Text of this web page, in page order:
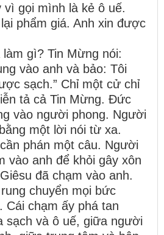
vì gọi mình là kẻ ô uế.
phẩm giá. Anh xin được
gì? Tin Mừng nói:
vào anh và bảo: Tôi
sạch.” Chỉ một cử chỉ
tả cả Tin Mừng. Đức
vào người phong. Người
một lời nói từ xa.
phán một câu. Người
vào anh để khỏi gây xôn
đã chạm vào anh.
chuyển mọi bức
Cái chạm ấy phá tan
sạch và ô uế, giữa người